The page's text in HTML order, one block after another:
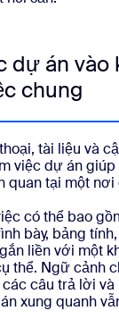
dự án vào
chung
tài liệu và
việc dự án
quan tại một nơi
có thể bao
bày, bảng
liền với một
thể. Ngữ cảnh
câu trả lời
xung quanh